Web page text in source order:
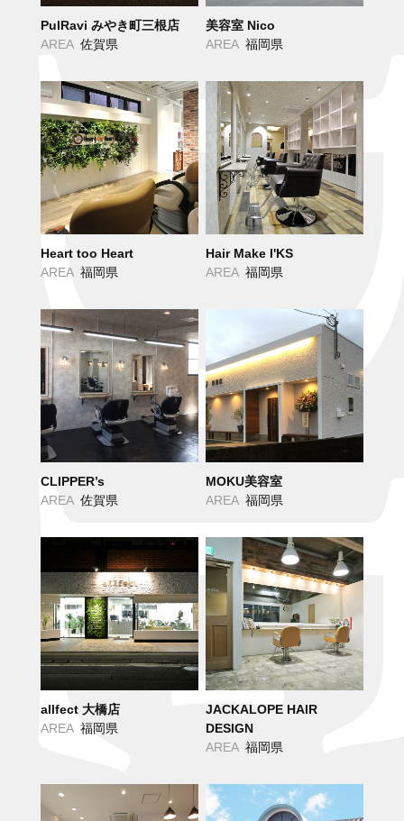
PulRavi みやき町三根店
AREA 佐賀県
美容室 Nico
AREA 福岡県
Heart too Heart
AREA 福岡県
Hair Make I'KS
AREA 福岡県
CLIPPER’s
AREA 佐賀県
MOKU美容室
AREA 福岡県
allfect 大橋店
AREA 福岡県
JACKALOPE HAIR
DESIGN
AREA 福岡県